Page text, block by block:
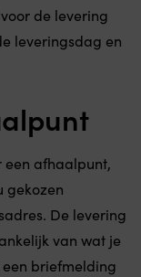
de levering
leveringsdag en
een afhaalpunt,
gekozen
De levering
van wat je
een briefmelding